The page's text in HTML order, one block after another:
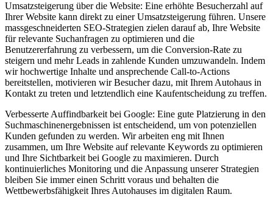
Umsatzsteigerung über die Website: Eine erhöhte Besucherzahl auf
Ihrer Website kann direkt zu einer Umsatzsteigerung führen. Unsere
massgeschneiderten SEO-Strategien zielen darauf ab, Ihre Website
für relevante Suchanfragen zu optimieren und die
Benutzererfahrung zu verbessern, um die Conversion-Rate zu
steigern und mehr Leads in zahlende Kunden umzuwandeln. Indem
wir hochwertige Inhalte und ansprechende Call-to-Actions
bereitstellen, motivieren wir Besucher dazu, mit Ihrem Autohaus in
Kontakt zu treten und letztendlich eine Kaufentscheidung zu treffen.
Verbesserte Auffindbarkeit bei Google: Eine gute Platzierung in den
Suchmaschinenergebnissen ist entscheidend, um von potenziellen
Kunden gefunden zu werden. Wir arbeiten eng mit Ihnen
zusammen, um Ihre Website auf relevante Keywords zu optimieren
und Ihre Sichtbarkeit bei Google zu maximieren. Durch
kontinuierliches Monitoring und die Anpassung unserer Strategien
bleiben Sie immer einen Schritt voraus und behalten die
Wettbewerbsfähigkeit Ihres Autohauses im digitalen Raum.